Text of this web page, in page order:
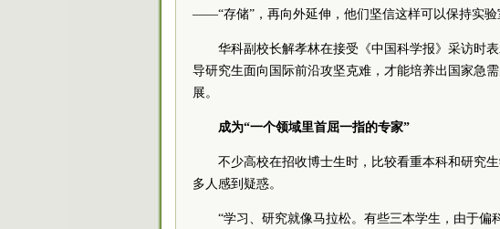
——“存储”，再向外延伸，他们坚信这样可以保持实验
华科副校长解孝林在接受《中国科学报》采访时
导研究生面向国际前沿攻坚克难，才能培养出国家急
展。
成为“一个领域里首屈一指的专家”
不少高校在招收博士生时，比较看重本科和研究
多人感到疑惑。
“学习、研究就像马拉松。有些三本学生，由于